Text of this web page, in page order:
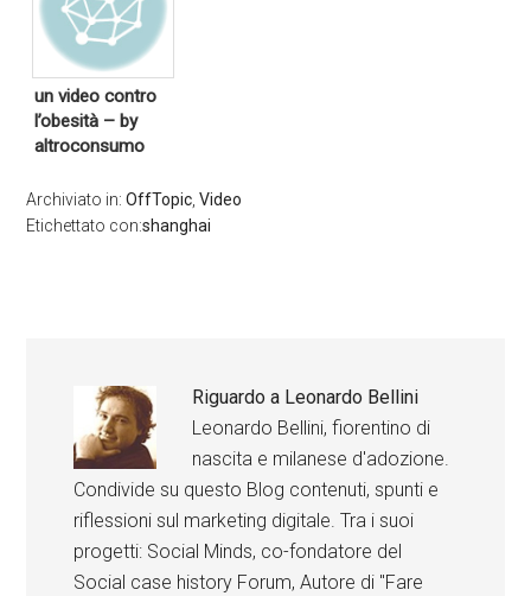
un video contro
l’obesità – by
altroconsumo
Archiviato in:OffTopic,Video
Etichettato con:shanghai
Riguardo a Leonardo Bellini
Leonardo Bellini, fiorentino di
nascita e milanese d'adozione.
Condivide su questo Blog contenuti, spunti e
riflessioni sul marketing digitale. Tra i suoi
progetti: Social Minds, co-fondatore del
Social case history Forum, Autore di "Fare